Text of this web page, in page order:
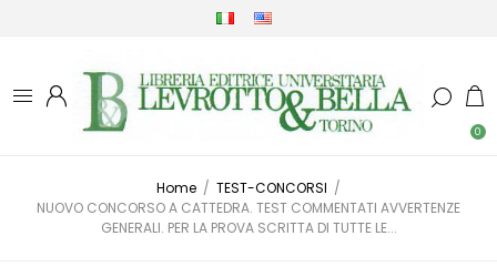
0
Home / TEST-CONCORSI /
NUOVO CONCORSO A CATTEDRA. TEST COMMENTATI AVVERTENZE
GENERALI. PER LA PROVA SCRITTA DI TUTTE LE...